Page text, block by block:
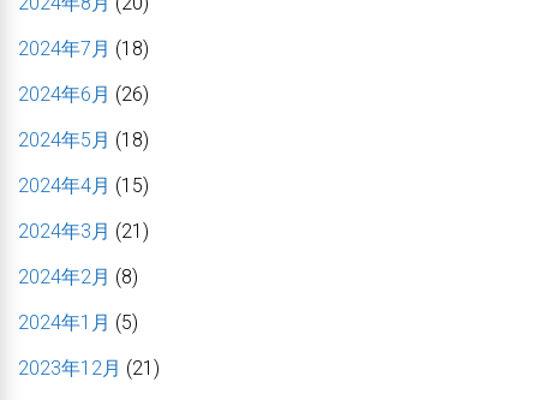
2024年7月 (18)
2024年6月 (26)
2024年5月 (18)
2024年4月 (15)
2024年3月 (21)
2024年2月 (8)
2024年1月 (5)
2023年12月 (21)